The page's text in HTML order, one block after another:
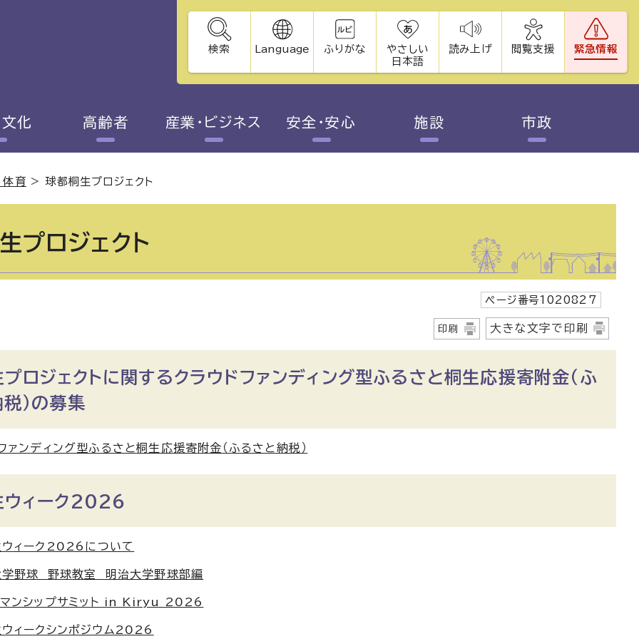
検索 Language ふりがな
やさしい
日本語
読み上げ 閲覧支援 緊急情報
文化 高齢者 産業・ビジネス 安全・安心 施設 市政
体育 > 球都桐生プロジェクト
プロジェクト
ページ番号1020827
印刷 大きな文字で印刷
ロジェクトに関するクラウドファンディング型ふるさと桐生応援寄附金（ふ
）の募集
ァンディング型ふるさと桐生応援寄附金（ふるさと納税）
ウィーク2026
ウィーク2026について
学野球 野球教室 明治大学野球部編
マンシップサミット in Kiryu 2026
ィークシンポジウム2026